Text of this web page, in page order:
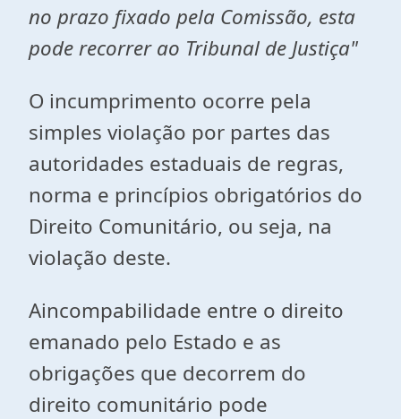
no prazo fixado pela Comissão, esta
pode recorrer ao Tribunal de Justiça"
O incumprimento ocorre pela
simples violação por partes das
autoridades estaduais de regras,
norma e princípios obrigatórios do
Direito Comunitário, ou seja, na
violação deste.
Aincompabilidade entre o direito
emanado pelo Estado e as
obrigações que decorrem do
direito comunitário pode